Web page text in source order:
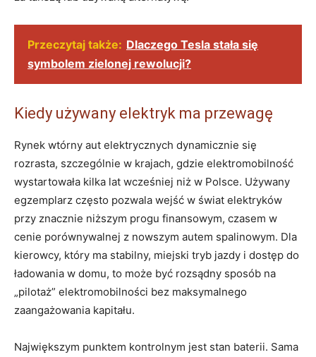
Przeczytaj także: Dlaczego Tesla stała się
symbolem zielonej rewolucji?
Kiedy używany elektryk ma przewagę
Rynek wtórny aut elektrycznych dynamicznie się
rozrasta, szczególnie w krajach, gdzie elektromobilność
wystartowała kilka lat wcześniej niż w Polsce. Używany
egzemplarz często pozwala wejść w świat elektryków
przy znacznie niższym progu finansowym, czasem w
cenie porównywalnej z nowszym autem spalinowym. Dla
kierowcy, który ma stabilny, miejski tryb jazdy i dostęp do
ładowania w domu, to może być rozsądny sposób na
„pilotaż” elektromobilności bez maksymalnego
zaangażowania kapitału.
Największym punktem kontrolnym jest stan baterii. Sama